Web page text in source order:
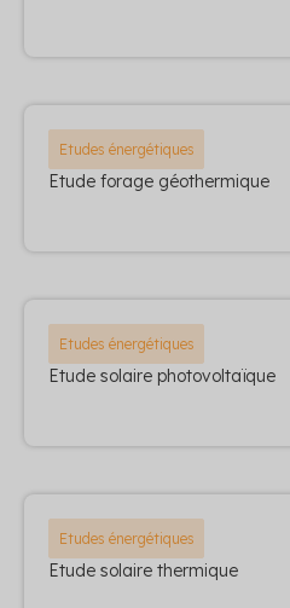
Etudes énergétiques
Etude forage géothermique
Etudes énergétiques
Etude solaire photovoltaïque
Etudes énergétiques
Etude solaire thermique